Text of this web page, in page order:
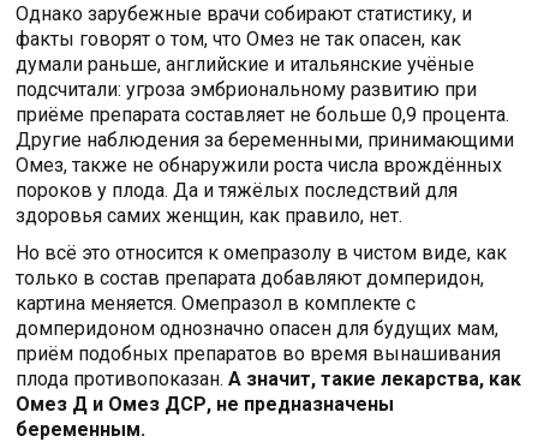
Однако зарубежные врачи собирают статистику, и
факты говорят о том, что Омез не так опасен, как
думали раньше, английские и итальянские учёные
подсчитали: угроза эмбриональному развитию при
приёме препарата составляет не больше 0,9 процента.
Другие наблюдения за беременными, принимающими
Омез, также не обнаружили роста числа врождённых
пороков у плода. Да и тяжёлых последствий для
здоровья самих женщин, как правило, нет.
Но всё это относится к омепразолу в чистом виде, как
только в состав препарата добавляют домперидон,
картина меняется. Омепразол в комплекте с
домперидоном однозначно опасен для будущих мам,
приём подобных препаратов во время вынашивания
плода противопоказан.А значит, такие лекарства, как
Омез Д и Омез ДСР, не предназначены
беременным.